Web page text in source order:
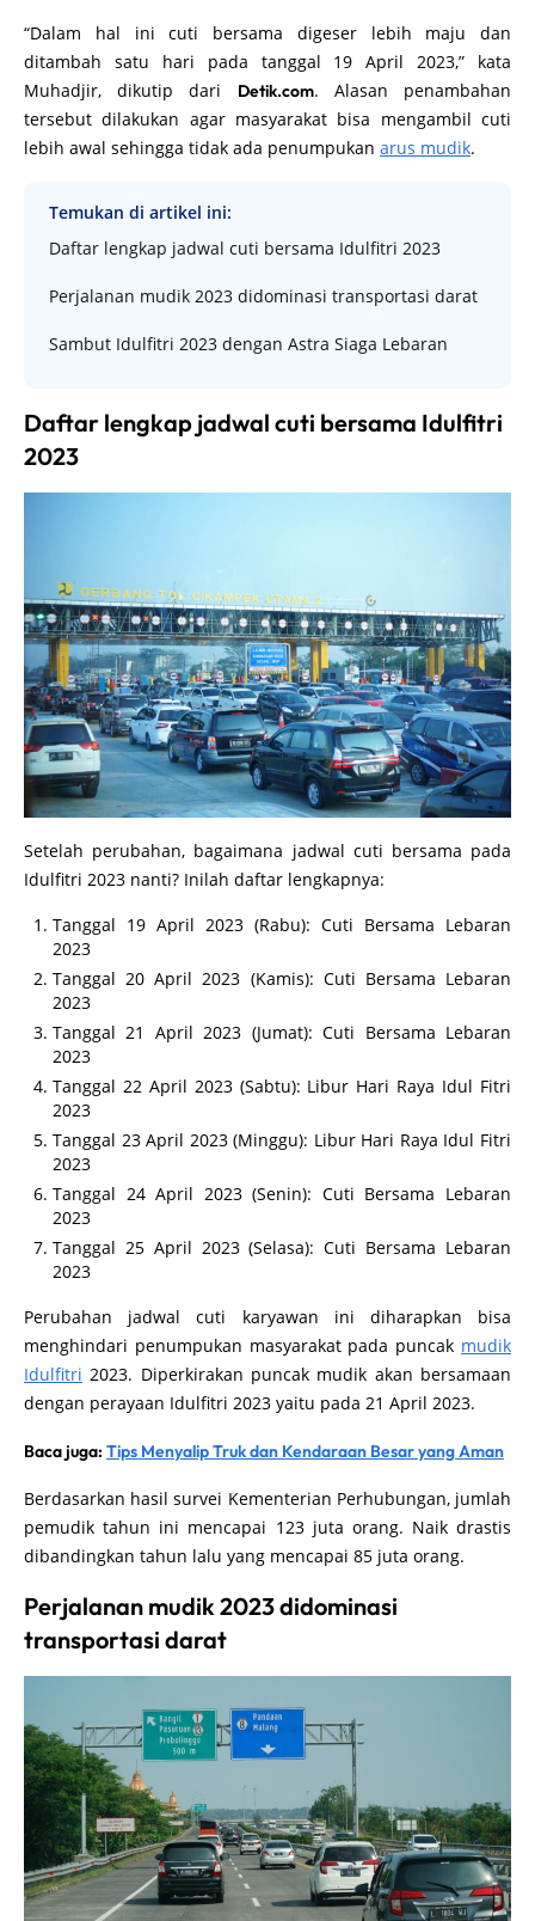
“Dalam hal ini cuti bersama digeser lebih maju dan
ditambah satu hari pada tanggal 19 April 2023,” kata
Muhadjir, dikutip dari
Detik.com. Alasan penambahan
tersebut dilakukan agar masyarakat bisa mengambil cuti
lebih awal sehingga tidak ada penumpukan arus mudik.
Temukan di artikel ini:
Daftar lengkap jadwal cuti bersama Idulfitri 2023
Perjalanan mudik 2023 didominasi transportasi darat
Sambut Idulfitri 2023 dengan Astra Siaga Lebaran
Daftar lengkap jadwal cuti bersama Idulfitri
2023
Setelah perubahan, bagaimana jadwal cuti bersama pada
Idulfitri 2023 nanti? Inilah daftar lengkapnya:
Tanggal 19 April 2023 (Rabu): Cuti Bersama Lebaran
2023
Tanggal 20 April 2023 (Kamis): Cuti Bersama Lebaran
2023
Tanggal 21 April 2023 (Jumat): Cuti Bersama Lebaran
2023
Tanggal 22 April 2023 (Sabtu): Libur Hari Raya Idul Fitri
2023
Tanggal 23 April 2023 (Minggu): Libur Hari Raya Idul Fitri
2023
Tanggal 24 April 2023 (Senin): Cuti Bersama Lebaran
2023
Tanggal 25 April 2023 (Selasa): Cuti Bersama Lebaran
2023
Perubahan jadwal cuti karyawan ini diharapkan bisa
menghindari penumpukan masyarakat pada puncak mudik
Idulfitri 2023. Diperkirakan puncak mudik akan bersamaan
dengan perayaan Idulfitri 2023 yaitu pada 21 April 2023.
Baca juga: Tips Menyalip Truk dan Kendaraan Besar yang Aman
Berdasarkan hasil survei Kementerian Perhubungan, jumlah
pemudik tahun ini mencapai 123 juta orang. Naik drastis
dibandingkan tahun lalu yang mencapai 85 juta orang.
Perjalanan mudik 2023 didominasi
transportasi darat